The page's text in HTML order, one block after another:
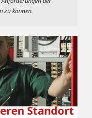
zu können.
Standort